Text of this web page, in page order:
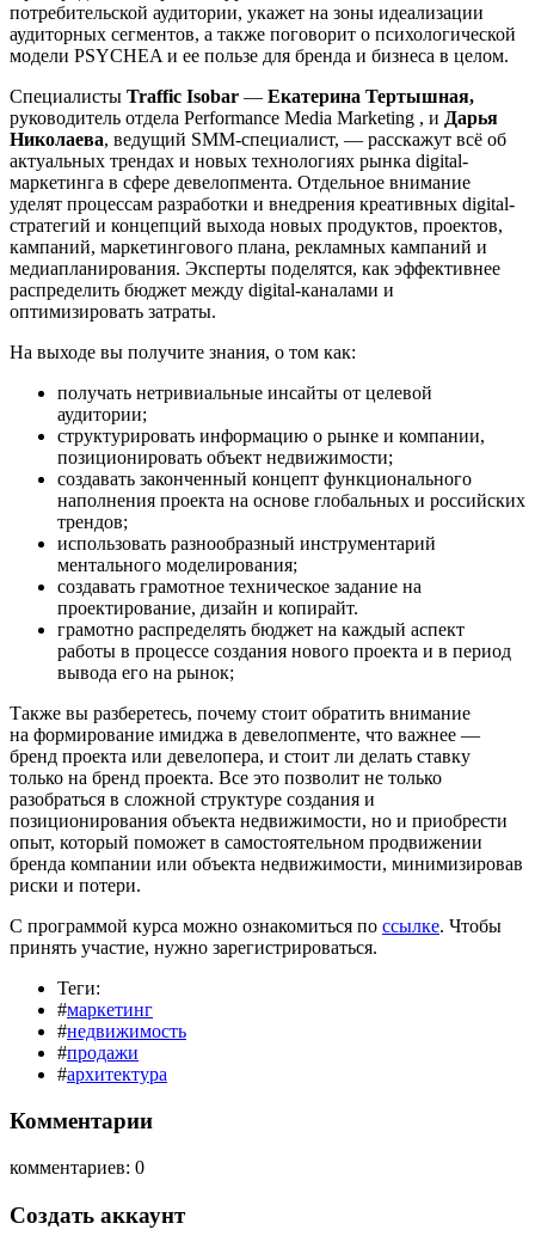
потребительской аудитории, укажет на зоны идеализации
аудиторных сегментов, а также поговорит о психологической
модели PSYCHEA и ее пользе для бренда и бизнеса в целом.
Специалисты Traffic Isobar — Екатерина Тертышная,
руководитель отдела Performance Media Marketing , и Дарья
Николаева, ведущий SMM-специалист, — расскажут всё об
актуальных трендах и новых технологиях рынка digital-
маркетинга в сфере девелопмента. Отдельное внимание
уделят процессам разработки и внедрения креативных digital-
стратегий и концепций выхода новых продуктов, проектов,
кампаний, маркетингового плана, рекламных кампаний и
медиапланирования. Эксперты поделятся, как эффективнее
распределить бюджет между digital-каналами и
оптимизировать затраты.
На выходе вы получите знания, о том как:
получать нетривиальные инсайты от целевой
аудитории;
структурировать информацию о рынке и компании,
позиционировать объект недвижимости;
создавать законченный концепт функционального
наполнения проекта на основе глобальных и российских
трендов;
использовать разнообразный инструментарий
ментального моделирования;
создавать грамотное техническое задание на
проектирование, дизайн и копирайт.
грамотно распределять бюджет на каждый аспект
работы в процессе создания нового проекта и в период
вывода его на рынок;
Также вы разберетесь, почему стоит обратить внимание
на формирование имиджа в девелопменте, что важнее —
бренд проекта или девелопера, и стоит ли делать ставку
только на бренд проекта. Все это позволит не только
разобраться в сложной структуре создания и
позиционирования объекта недвижимости, но и приобрести
опыт, который поможет в самостоятельном продвижении
бренда компании или объекта недвижимости, минимизировав
риски и потери.
С программой курса можно ознакомиться по ссылке. Чтобы
принять участие, нужно зарегистрироваться.
Теги:
#маркетинг
#недвижимость
#продажи
#архитектура
Комментарии
комментариев: 0
Создать аккаунт